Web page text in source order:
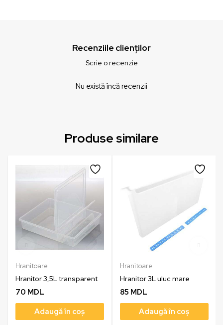
Recenziile clienților
Scrie o recenzie
Nu există încă recenzii
Produse similare
Hranitoare
Hranitor 3,5L transparent
70 MDL
Adaugă în coș
Hranitoare
Hranitor 3L uluc mare
85 MDL
Adaugă în coș